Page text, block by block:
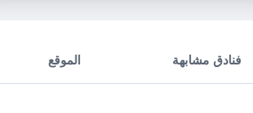
فنادق مشابهة الموقع